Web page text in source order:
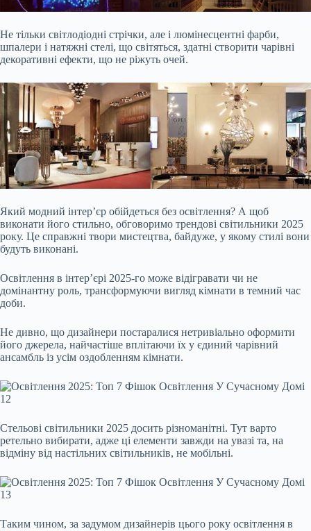
Не тільки світлодіодні стрічки, але і люмінесцентні фарби,
шпалери і натяжні стелі, що світяться, здатні створити чарівні
декоративні ефекти, що не ріжуть очей.
Який модний інтер’єр обійдеться без освітлення? А щоб
виконати його стильно, обговоримо трендові світильники 2025
року. Це справжні твори мистецтва, байдуже, у якому стилі вони
будуть виконані.
Освітлення в інтер’єрі 2025-го може відігравати чи не
домінантну роль, трансформуючи вигляд кімнати в темний час
доби.
Не дивно, що дизайнери постаралися нетривіально оформити
його джерела, найчастіше вплітаючи їх у єдиний чарівний
ансамбль із усім оздобленням кімнати.
Стельові світильники 2025 досить різноманітні. Тут варто
ретельно вибирати, адже ці елементи завжди на увазі та, на
відміну від настільних світильників, не мобільні.
Таким чином, за задумом дизайнерів цього року освітлення в